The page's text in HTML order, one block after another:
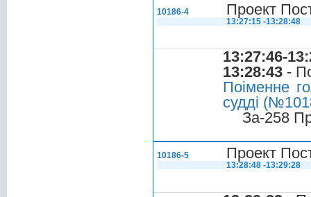
10186-4 Проект
13:27:15 -13:28:48
13:27:46-
13:28:43 -
Поіменне
судді
За-258
10186-5 Проект
13:28:48 -13:29:28